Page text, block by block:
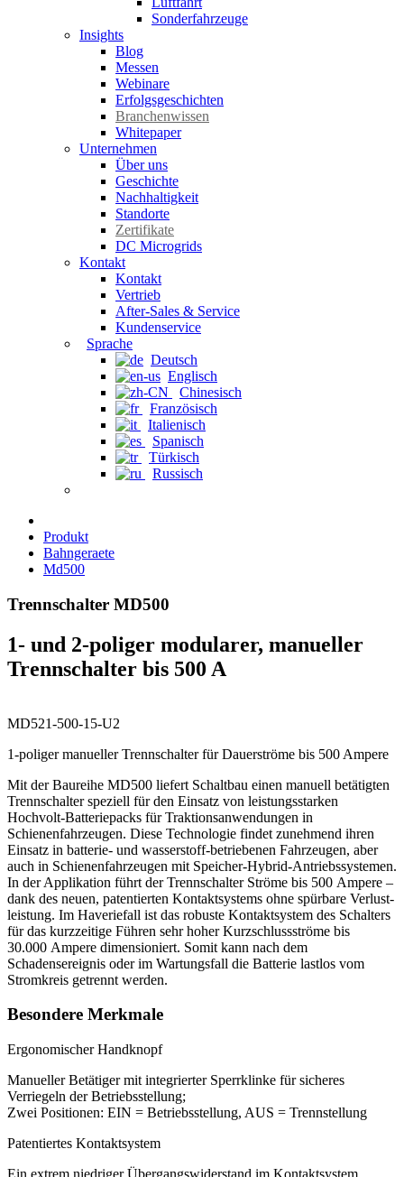
Sonderfahrzeuge
Insights
Blog
Messen
Webinare
Erfolgsgeschichten
Branchenwissen
Whitepaper
Unternehmen
Über uns
Geschichte
Nachhaltigkeit
Standorte
Zertifikate
DC Microgrids
Kontakt
Kontakt
Vertrieb
After-Sales & Service
Kundenservice
Sprache
Deutsch
Englisch
Chinesisch
Französisch
Italienisch
Spanisch
Türkisch
Russisch
Produkt
Bahngeraete
Md500
Trennschalter MD500
1- und 2-poliger modularer, manueller
Trennschalter bis 500 A
MD521-500-15-U2
1-poliger manueller Trennschalter für Dauerströme bis 500 Ampere
Mit der Baureihe MD500 liefert Schaltbau einen manuell betätigten
Trennschalter speziell für den Einsatz von leistungsstarken
Hochvolt-Batteriepacks für Traktionsanwendungen in
Schienenfahrzeugen. Diese Technologie findet zunehmend ihren
Einsatz in batterie- und wasserstoff-betriebenen Fahrzeugen, aber
auch in Schienenfahrzeugen mit Speicher-Hybrid-Antriebssystemen.
In der Applikation führt der Trennschalter Ströme bis 500 Ampere –
dank des neuen, patentierten Kontaktsystems ohne spürbare Verlust­
leistung. Im Haveriefall ist das robuste Kontaktsystem des Schalters
für das kurzzeitige Führen sehr hoher Kurzschlussströme bis
30.000 Ampere dimensioniert. Somit kann nach dem
Schadensereignis oder im Wartungsfall die Batterie lastlos vom
Stromkreis getrennt werden.
Besondere Merkmale
Ergonomischer Handknopf
Manueller Betätiger mit integrierter Sperrklinke für sicheres
Verriegeln der Betriebsstellung;
Zwei Positionen: EIN = Betriebsstellung, AUS = Trennstellung
Patentiertes Kontaktsystem
Ein extrem niedriger Übergangs­wider­stand im Kontaktsystem